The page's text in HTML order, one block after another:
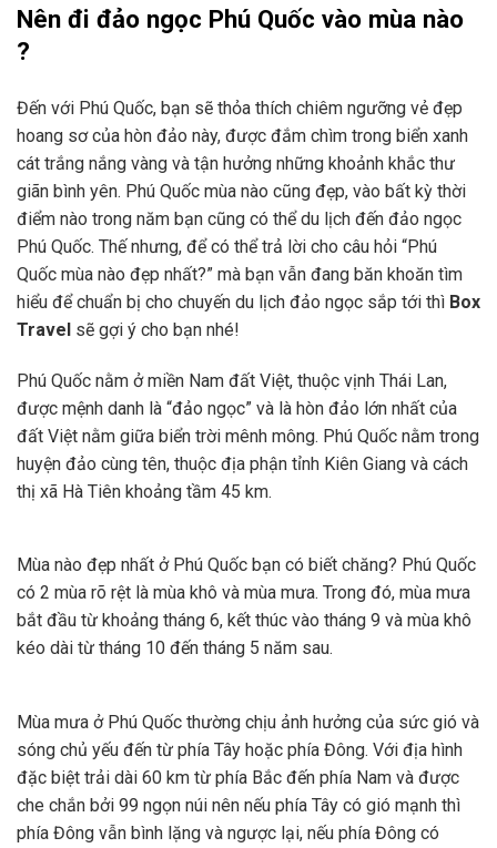
Nên đi đảo ngọc Phú Quốc vào mùa nào
?
Đến với Phú Quốc, bạn sẽ thỏa thích chiêm ngưỡng vẻ đẹp
hoang sơ của hòn đảo này, được đắm chìm trong biển xanh
cát trắng nắng vàng và tận hưởng những khoảnh khắc thư
giãn bình yên. Phú Quốc mùa nào cũng đẹp, vào bất kỳ thời
điểm nào trong năm bạn cũng có thể du lịch đến đảo ngọc
Phú Quốc. Thế nhưng, để có thể trả lời cho câu hỏi “Phú
Quốc mùa nào đẹp nhất?” mà bạn vẫn đang băn khoăn tìm
hiểu để chuẩn bị cho chuyến du lịch đảo ngọc sắp tới thì Box
Travel sẽ gợi ý cho bạn nhé!
Phú Quốc nằm ở miền Nam đất Việt, thuộc vịnh Thái Lan,
được mệnh danh là “đảo ngọc” và là hòn đảo lớn nhất của
đất Việt nằm giữa biển trời mênh mông. Phú Quốc nằm trong
huyện đảo cùng tên, thuộc địa phận tỉnh Kiên Giang và cách
thị xã Hà Tiên khoảng tầm 45 km.
Mùa nào đẹp nhất ở Phú Quốc bạn có biết chăng? Phú Quốc
có 2 mùa rõ rệt là mùa khô và mùa mưa. Trong đó, mùa mưa
bắt đầu từ khoảng tháng 6, kết thúc vào tháng 9 và mùa khô
kéo dài từ tháng 10 đến tháng 5 năm sau.
Mùa mưa ở Phú Quốc thường chịu ảnh hưởng của sức gió và
sóng chủ yếu đến từ phía Tây hoặc phía Đông. Với địa hình
đặc biệt trải dài 60 km từ phía Bắc đến phía Nam và được
che chắn bởi 99 ngọn núi nên nếu phía Tây có gió mạnh thì
phía Đông vẫn bình lặng và ngược lại, nếu phía Đông có